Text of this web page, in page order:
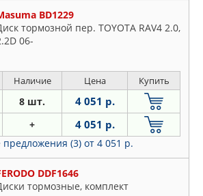
BD1229
тормозной пер. TOYOTA RAV4 2.0,
06-
Наличие Цена Купить
8 шт. 4 051 р.
+ 4 051 р.
предложения (3) от 4 051 р.
DDF1646
тормозные, комплект